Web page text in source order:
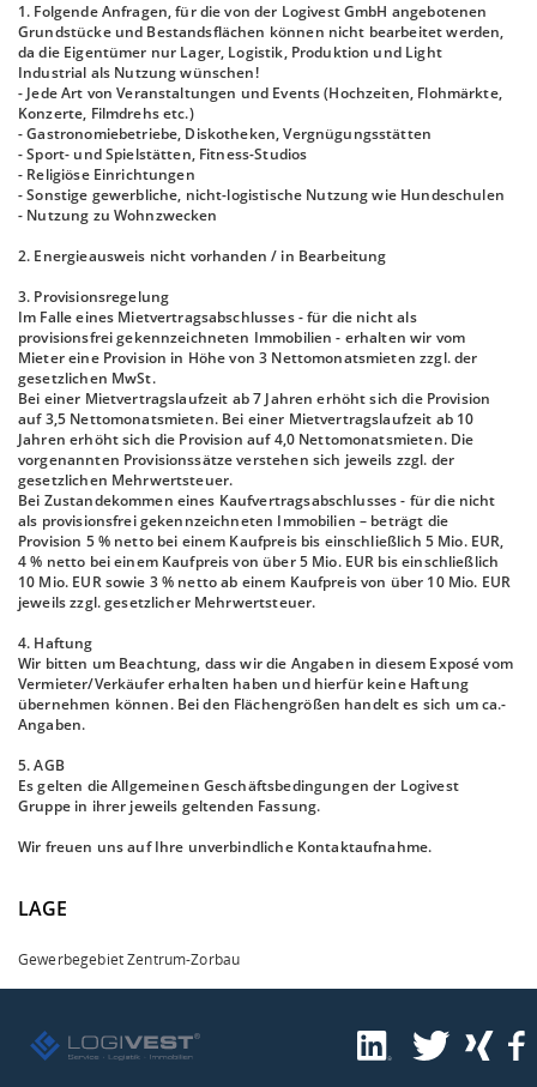
1. Folgende Anfragen, für die von der Logivest GmbH angebotenen
Grundstücke und Bestandsflächen können nicht bearbeitet werden,
da die Eigentümer nur Lager, Logistik, Produktion und Light
Industrial als Nutzung wünschen!
- Jede Art von Veranstaltungen und Events (Hochzeiten, Flohmärkte,
Konzerte, Filmdrehs etc.)
- Gastronomiebetriebe, Diskotheken, Vergnügungsstätten
- Sport- und Spielstätten, Fitness-Studios
- Religiöse Einrichtungen
- Sonstige gewerbliche, nicht-logistische Nutzung wie Hundeschulen
- Nutzung zu Wohnzwecken
2. Energieausweis nicht vorhanden / in Bearbeitung
3. Provisionsregelung
Im Falle eines Mietvertragsabschlusses - für die nicht als
provisionsfrei gekennzeichneten Immobilien - erhalten wir vom
Mieter eine Provision in Höhe von 3 Nettomonatsmieten zzgl. der
gesetzlichen MwSt.
Bei einer Mietvertragslaufzeit ab 7 Jahren erhöht sich die Provision
auf 3,5 Nettomonatsmieten. Bei einer Mietvertragslaufzeit ab 10
Jahren erhöht sich die Provision auf 4,0 Nettomonatsmieten. Die
vorgenannten Provisionssätze verstehen sich jeweils zzgl. der
gesetzlichen Mehrwertsteuer.
Bei Zustandekommen eines Kaufvertragsabschlusses - für die nicht
als provisionsfrei gekennzeichneten Immobilien – beträgt die
Provision 5 % netto bei einem Kaufpreis bis einschließlich 5 Mio. EUR,
4 % netto bei einem Kaufpreis von über 5 Mio. EUR bis einschließlich
10 Mio. EUR sowie 3 % netto ab einem Kaufpreis von über 10 Mio. EUR
jeweils zzgl. gesetzlicher Mehrwertsteuer.
4. Haftung
Wir bitten um Beachtung, dass wir die Angaben in diesem Exposé vom
Vermieter/Verkäufer erhalten haben und hierfür keine Haftung
übernehmen können. Bei den Flächengrößen handelt es sich um ca.-
Angaben.
5. AGB
Es gelten die Allgemeinen Geschäftsbedingungen der Logivest
Gruppe in ihrer jeweils geltenden Fassung.
Wir freuen uns auf Ihre unverbindliche Kontaktaufnahme.
LAGE
Gewerbegebiet Zentrum-Zorbau